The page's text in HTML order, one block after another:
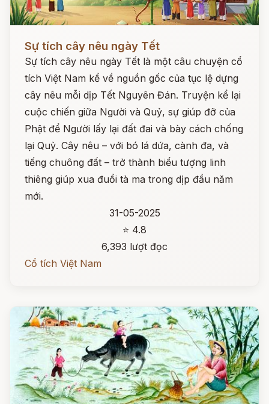
Sự tích cây nêu ngày Tết
Sự tích cây nêu ngày Tết là một câu chuyện cổ
tích Việt Nam kể về nguồn gốc của tục lệ dựng
cây nêu mỗi dịp Tết Nguyên Đán. Truyện kể lại
cuộc chiến giữa Người và Quỷ, sự giúp đỡ của
Phật để Người lấy lại đất đai và bày cách chống
lại Quỷ. Cây nêu – với bó lá dứa, cành đa, và
tiếng chuông đất – trở thành biểu tượng linh
thiêng giúp xua đuổi tà ma trong dịp đầu năm
mới.
31-05-2025
⭐ 4.8
6,393 lượt đọc
Cổ tích Việt Nam